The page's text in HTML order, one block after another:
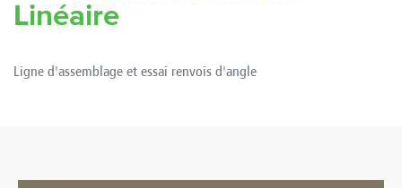
Linéaire
Ligne d'assemblage et essai renvois d'angle